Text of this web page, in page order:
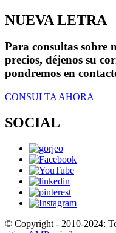
NUEVA LETRA
Para consultas sobre
precios, déjenos su
pondremos en
CONSULTA AHORA
SOCIAL
© Copyright - 2010-2024: